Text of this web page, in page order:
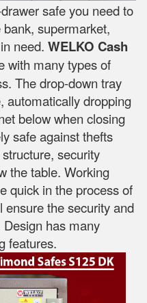
safe you need to
supermarket,
need. WELKO Cash
with many types of
The drop-down tray
automatically dropping
below when closing
safe against thefts
security
the table. Working
quick in the process of
ensure the security and
has many
features.